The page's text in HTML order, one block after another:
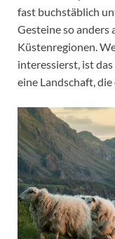
fast buchstäblich
Gesteine so anders
Küstenregionen.
interessierst, ist
eine Landschaft,